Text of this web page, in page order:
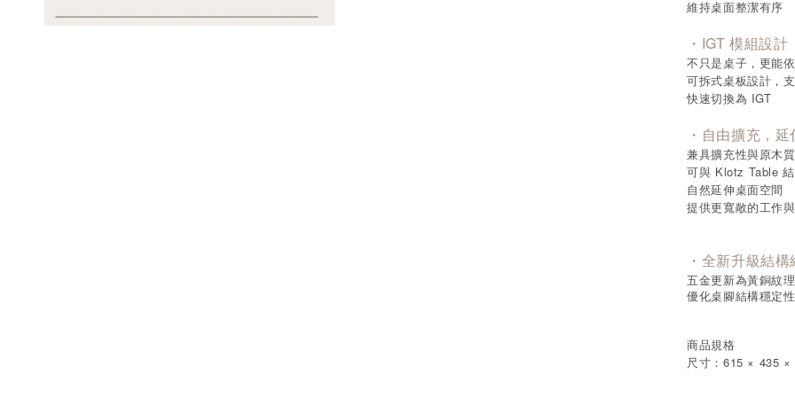
維持桌面整潔有序
・IGT 模組設
不只是桌子，更能
可拆式桌板設計，
快速切換為 IGT
・自由擴充，
兼具擴充性與原木
可與 Klotz Table
自然延伸桌面空間
提供更寬敞的工作
・全新升級結
五金更新為黃銅紋
優化桌腳結構穩定
商品規格
尺寸：615 × 435 ×